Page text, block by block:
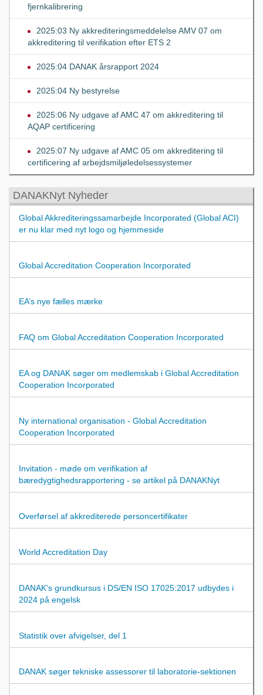
fjernkalibrering
2025:03 Ny akkrediteringsmeddelelse AMV 07 om
akkreditering til verifikation efter ETS 2
2025:04 DANAK årsrapport 2024
2025:04 Ny bestyrelse
2025:06 Ny udgave af AMC 47 om akkreditering til
AQAP certificering
2025:07 Ny udgave af AMC 05 om akkreditering til
certificering af arbejdsmiljøledelsessystemer
DANAKNyt Nyheder
Global Akkrediteringssamarbejde Incorporated (Global ACI)
er nu klar med nyt logo og hjemmeside
Global Accreditation Cooperation Incorporated
EA’s nye fælles mærke
FAQ om Global Accreditation Cooperation Incorporated
EA og DANAK søger om medlemskab i Global Accreditation
Cooperation Incorporated
Ny international organisation - Global Accreditation
Cooperation Incorporated
Invitation - møde om verifikation af
bæredygtighedsrapportering - se artikel på DANAKNyt
Overførsel af akkrediterede personcertifikater
World Accreditation Day
DANAK's grundkursus i DS/EN ISO 17025:2017 udbydes i
2024 på engelsk
Statistik over afvigelser, del 1
DANAK søger tekniske assessorer til laboratorie-sektionen